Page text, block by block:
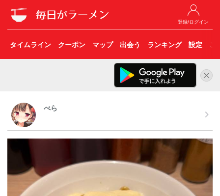
登録/ログイン
タイムライン クーポン マップ 出会う ランキング 設定 こ
べら